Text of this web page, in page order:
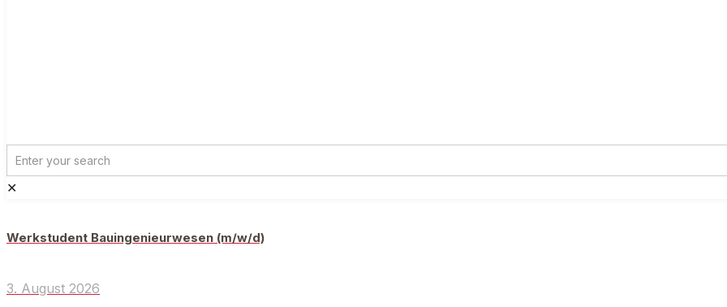
✕
Werkstudent Bauingenieurwesen (m/w/d)
3. August 2026